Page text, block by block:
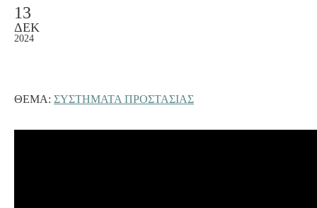
13
ΔΕΚ
2024
ΘΈΜΑ: ΣΥΣΤΗΜΑΤΑ ΠΡΟΣΤΑΣΙΑΣ